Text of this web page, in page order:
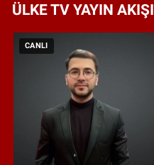
ÜLKE TV YAYIN AKIŞI
CANLI